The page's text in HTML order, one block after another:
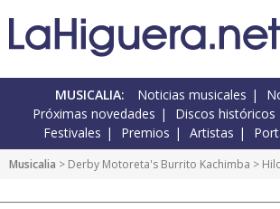
MUSICALIA: Noticias musicales
Próximas novedades
Discos históricos
Festivales
Premios Artistas
Musicalia > Derby Motoreta's Burrito Kachimba >